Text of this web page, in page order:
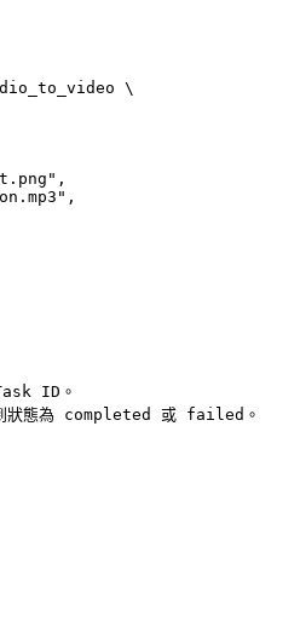
\
ID。
態為 completed 或 failed。